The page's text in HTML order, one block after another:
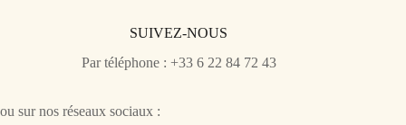
SUIVEZ-NOUS
Par téléphone : +33 6 22 84 72 43
ou sur nos réseaux sociaux :